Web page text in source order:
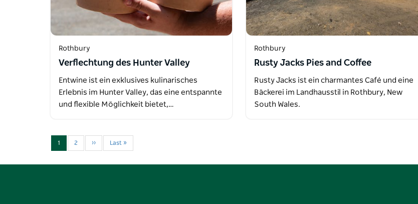
Rothbury
Verflechtung des Hunter Valley
Entwine ist ein exklusives kulinarisches
Erlebnis im Hunter Valley, das eine entspannte
und flexible Möglichkeit bietet,…
Rothbury
Rusty Jacks Pies and Coffee
Rusty Jacks ist ein charmantes Café und eine
Bäckerei im Landhausstil in Rothbury, New
South Wales.
1 2 ›› Last »